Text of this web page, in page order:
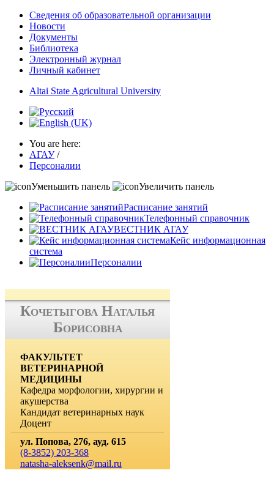
Сведения об образовательной организации
Новости
Документы
Библиотека
Электронный журнал
Личный кабинет
Altai State Agricultural University
You are here:
АГАУ /
Персоналии
Уменьшить панель
Увеличить панель
Расписание занятий
Телефонный справочник
ВЕСТНИК АГАУ
Кейс информационная
система
Персоналии
Кочетыгова Наталья
Борисовна
ФАКУЛЬТЕТ
ВЕТЕРИНАРНОЙ
МЕДИЦИНЫ
Кафедра морфологии, хирургии и
акушерства
Кандидат ветеринарных наук
Доцент
ул. Попова, 276, ауд. 615
(8-3852) 203-368
natasha-aleksenk@mail.ru